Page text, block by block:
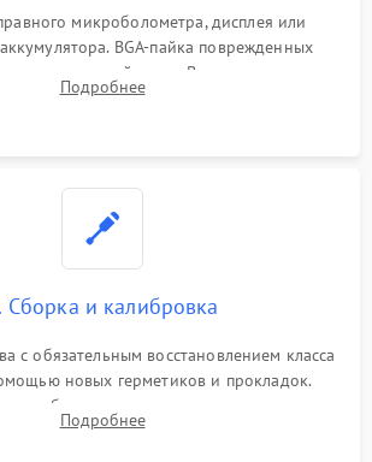
микроболометра, дисплея или
BGA-пайка поврежденных
на материнской плате. Восстановление
замена поврежденных элементов
Подробнее
Сборка и калибровка
с обязательным восстановлением класса
новых герметиков и прокладок.
калибровка матрицы по эталонному
телу для точного измерения температур.
Подробнее